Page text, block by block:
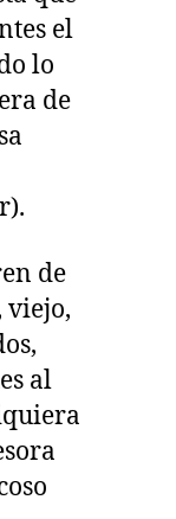
el
lo
de
de
viejo,
al